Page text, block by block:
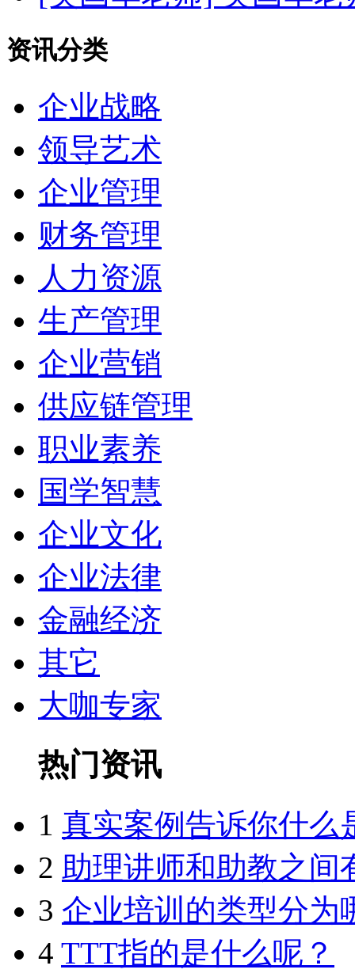
资讯分类
企业战略
领导艺术
企业管理
财务管理
人力资源
生产管理
企业营销
供应链管理
职业素养
国学智慧
企业文化
企业法律
金融经济
其它
大咖专家
热门资讯
1 真实案例告诉你什么
2 助理讲师和助教之间
3 企业培训的类型分为
4 TTT指的是什么呢？